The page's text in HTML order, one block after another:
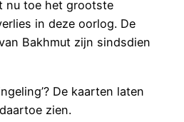
nu toe het grootste
in deze oorlog. De
Bakhmut zijn sindsdien
De kaarten laten
zien.